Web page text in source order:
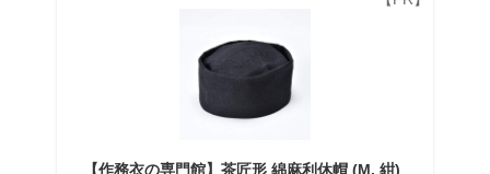
【作務衣の専門館】茶匠形 綿麻利休帽 (M, 紺)